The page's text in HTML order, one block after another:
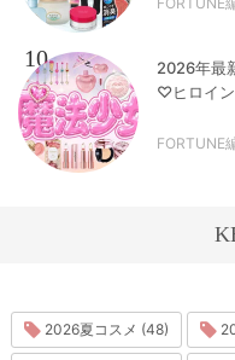
10
2026年最
♡ヒロイン
FORTUNE
2026夏コスメ (48)